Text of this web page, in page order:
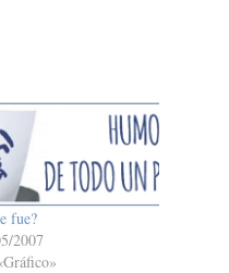
fue?
2007